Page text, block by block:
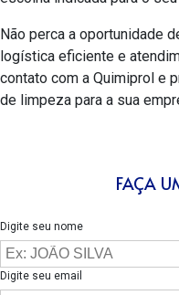
Não perca a oportunidade
logística eficiente e
contato com a Quimiprol e
de limpeza para a sua
FAÇA
Digite seu nome
Digite seu email